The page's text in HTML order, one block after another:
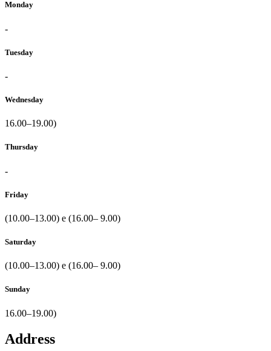
Monday
-
Tuesday
-
Wednesday
16.00–19.00)
Thursday
-
Friday
(10.00–13.00) e (16.00– 9.00)
Saturday
(10.00–13.00) e (16.00– 9.00)
Sunday
16.00–19.00)
Address